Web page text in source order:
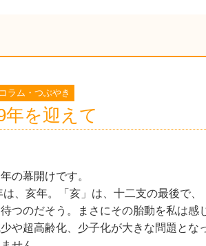
ラム・つぶやき
年を迎えて
の幕開けです。
は、亥年。「亥」は、十二支の最後で
つのだそう。まさにその胎動を私は感
少や超高齢化、少子化が大きな問題と